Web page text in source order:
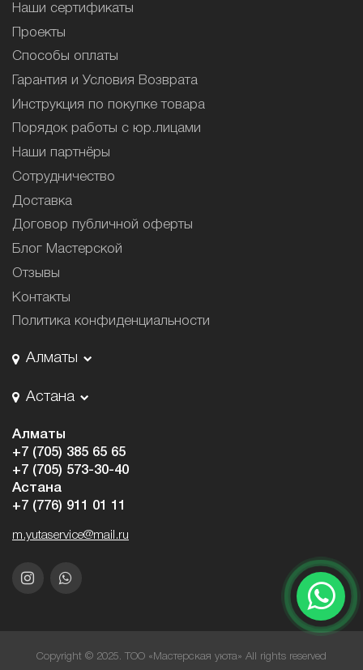
Наши сертификаты
Проекты
Способы оплаты
Гарантия и Условия Возврата
Инструкция по покупке товара
Порядок работы с юр.лицами
Наши партнёры
Сотрудничество
Доставка
Договор публичной оферты
Блог Мастерской
Отзывы
Контакты
Политика конфиденциальности
Алматы
Астана
Алматы
+7 (705) 385 65 65
+7 (705) 573-30-40
Астана
+7 (776) 911 01 11
m.yutaservice@mail.ru
Copyright © 2025. ТОО «Мастерская уюта» All rights reserved